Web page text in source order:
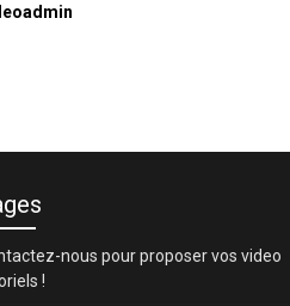
nous pour proposer vos video
!